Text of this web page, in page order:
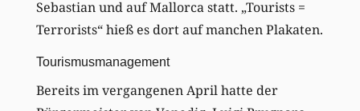
Sebastian und auf Mallorca statt. „Tourists =
Terrorists“ hieß es dort auf manchen Plakaten.
Tourismusmanagement
Bereits im vergangenen April hatte der